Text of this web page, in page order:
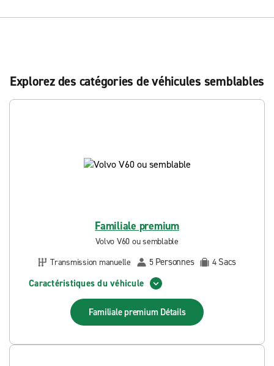
Explorez des catégories de véhicules semblables
Familiale premium
Volvo V60 ou semblable
Transmission manuelle
5 Personnes 4 Sacs
Caractéristiques du véhicule
Familiale premium Détails